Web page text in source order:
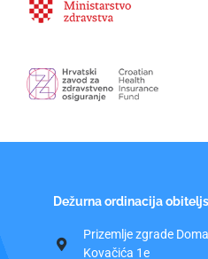
Dežurna ordinacija
Prizemlje zgrade
Kovačića 1e